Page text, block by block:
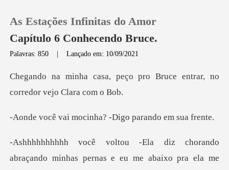
0
As Estações Infinitas do Amor
Capítulo 6 Conhecendo Bruce.
Palavras: 850 |Lançado em: 10/09/2021
ço pro Bruce entrar, no
co
cinha? -Digo paran
chorando
abraçando minhas pernas